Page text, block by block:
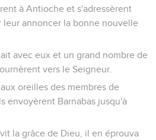
à Antioche et s'adressèrent
leur annoncer la bonne nouvelle
avec eux et un grand nombre de
vers le Seigneur.
oreilles des membres de
envoyèrent Barnabas jusqu'à
la grâce de Dieu, il en éprouva